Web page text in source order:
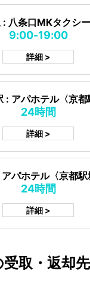
: 八条口MKタクシ
9:00-19:00
詳細 >
: アパホテル〈京都
24時間
詳細 >
パホテル〈京都駅
24時間
詳細 >
取・返却